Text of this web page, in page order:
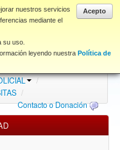
Acepto
nuestros servicios
mediante el
su uso.
leyendo nuestra Política de
/
/
Contacto o Donación